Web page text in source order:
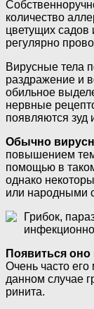
количество
цветущих садов
регулярно
Вирусные тела
раздражение и
обильное
нервные
появляются зуд
Обычно
повышением
помощью в
однако
или народными
Грибок,
Появиться
Очень часто
данном случае
ринита.